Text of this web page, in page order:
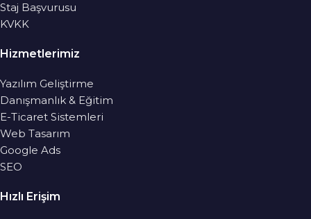
Staj Başvurusu
KVKK
Hizmetlerimiz
Yazılım Geliştirme
Danışmanlık & Eğitim
E-Ticaret Sistemleri
Web Tasarım
Google Ads
SEO
Hızlı Erişim